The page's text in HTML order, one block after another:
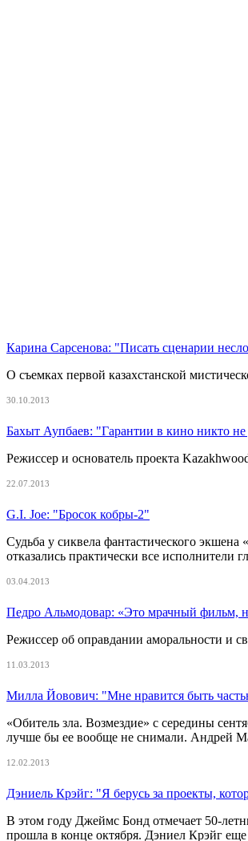
Карина Сарсенова: "Писать сценарии
О съемках первой казахстанской
30.10.2013
Бахыт Аупбаев: "Гарантии в кино никто не
Режиссер и основатель проекта
22.07.2013
G.I. Joe: "Бросок кобры-2"
Судьба у сиквела фантастического экшена
отказались практически все
03.04.2013
Педро Альмодовар: «Это мрачный фильм,
Режиссер об оправдании аморальности и
11.03.2013
Милла Йовович: "Мне нравится быть
«Обитель зла. Возмездие» с середины
лучше бы ее вообще не снимали. Андрей
12.02.2013
Дэниель Крэйг: "Я берусь за проекты,
В этом году Джеймс Бонд отмечает 50-
прошла в конце октября. Дэниел Крэйг